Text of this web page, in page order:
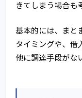
きてしまう場合も
基本的には、まと
タイミングや、借
他に調達⼿段がな